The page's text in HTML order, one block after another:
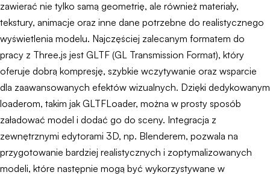
zawierać nie tylko samą geometrię, ale również materiały,
tekstury, animacje oraz inne dane potrzebne do realistycznego
wyświetlenia modelu. Najczęściej zalecanym formatem do
pracy z Three.js jest GLTF (GL Transmission Format), który
oferuje dobrą kompresję, szybkie wczytywanie oraz wsparcie
dla zaawansowanych efektów wizualnych. Dzięki dedykowanym
loaderom, takim jak GLTFLoader, można w prosty sposób
załadować model i dodać go do sceny. Integracja z
zewnętrznymi edytorami 3D, np. Blenderem, pozwala na
przygotowanie bardziej realistycznych i zoptymalizowanych
modeli, które następnie mogą być wykorzystywane w